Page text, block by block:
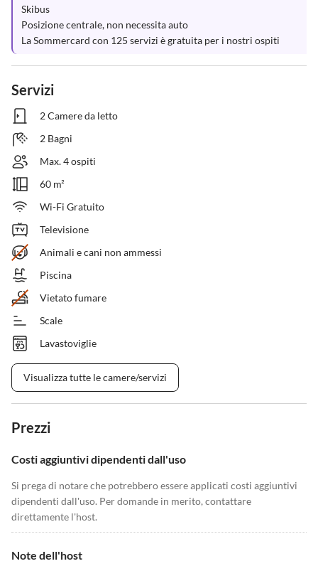
Skibus
Posizione centrale, non necessita auto
La Sommercard con 125 servizi è gratuita per i nostri ospiti
Servizi
2 Camere da letto
2 Bagni
Max. 4 ospiti
60 m²
Wi-Fi Gratuito
Televisione
Animali e cani non ammessi
Piscina
Vietato fumare
Scale
Lavastoviglie
Visualizza tutte le camere/servizi
Prezzi
Costi aggiuntivi dipendenti dall'uso
Si prega di notare che potrebbero essere applicati costi aggiuntivi
dipendenti dall'uso. Per domande in merito, contattare
direttamente l'host.
Note dell'host